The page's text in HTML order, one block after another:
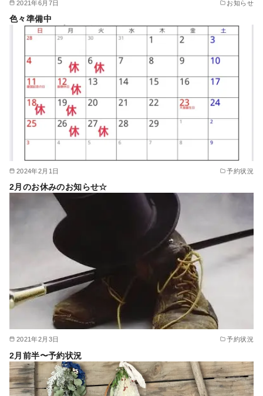
2021年6月7日 お知らせ
色々準備中
2024年2月1日 予約状況
2月のお休みのお知らせ☆
2021年2月3日 予約状況
2月前半〜予約状況